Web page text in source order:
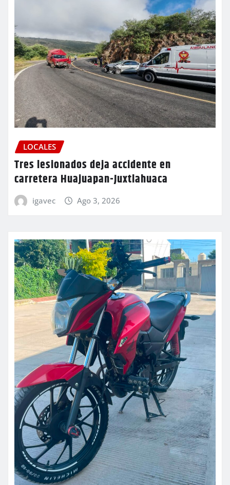
LOCALES
Tres lesionados deja accidente en
carretera Huajuapan-Juxtlahuaca
igavec Ago 3, 2026